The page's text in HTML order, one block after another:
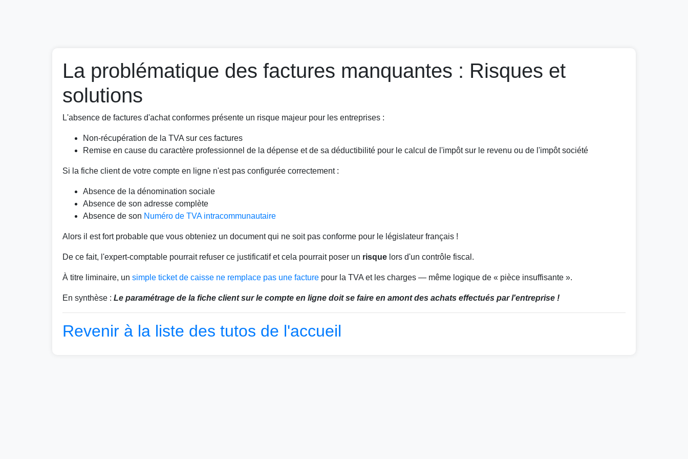
La problématique des factures manquantes : Risques et
solutions
L'absence de factures d'achat conformes présente un risque majeur pour les entreprises :
Non-récupération de la TVA sur ces factures
Remise en cause du caractère professionnel de la dépense et de sa déductibilité pour le calcul de l'impôt sur le revenu ou de l'impôt société
Si la fiche client de votre compte en ligne n'est pas configurée correctement :
Absence de la dénomination sociale
Absence de son adresse complète
Absence de son Numéro de TVA intracommunautaire
Alors il est fort probable que vous obteniez un document qui ne soit pas conforme pour le législateur français !
De ce fait, l'expert-comptable pourrait refuser ce justificatif et cela pourrait poser un risque lors d'un contrôle fiscal.
À titre liminaire, un simple ticket de caisse ne remplace pas une facture pour la TVA et les charges — même logique de « pièce insuffisante ».
En synthèse : Le paramétrage de la fiche client sur le compte en ligne doit se faire en amont des achats effectués par l'entreprise !
Revenir à la liste des tutos de l'accueil